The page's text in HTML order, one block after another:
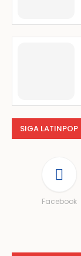
SIGA LATINPOP
Facebook